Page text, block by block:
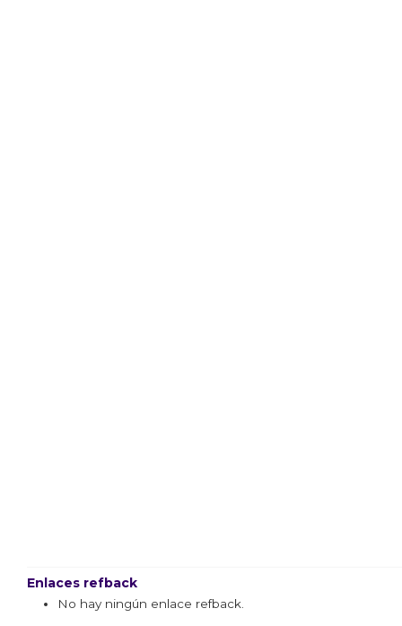
Enlaces refback
No hay ningún enlace refback.